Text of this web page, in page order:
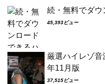
続・無料でダ
45,393ビュー
厳選ハイレゾ
年11月版
37,515ビュー